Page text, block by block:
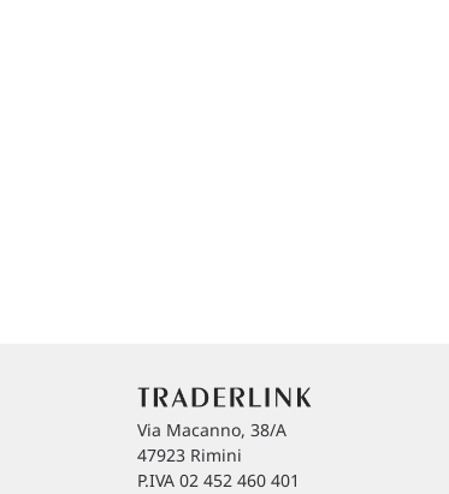
Via Macanno, 38/A
47923 Rimini
P.IVA 02 452 460 401